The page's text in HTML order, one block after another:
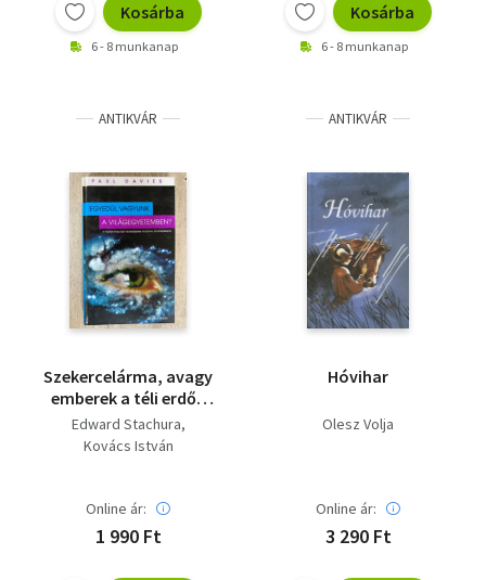
Kosárba
6 - 8 munkanap
Kosárba
6 - 8 munkanap
ANTIKVÁR
Szekercelárma, avagy
emberek a téli erdőn
(Saját képpel)
Edward Stachura
Kovács István
Online ár:
1 990 Ft
ANTIKVÁR
Hóvihar
Olesz Volja
Online ár:
3 290 Ft